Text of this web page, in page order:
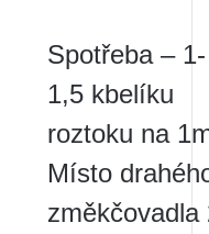
Spotřeba – 1-
1,5 kbelíku
roztoku na
Místo
změkčovadla